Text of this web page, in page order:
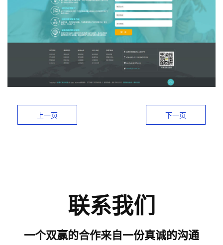
上一页 下一页
联系我们
一个双赢的合作来自一份真诚的沟通